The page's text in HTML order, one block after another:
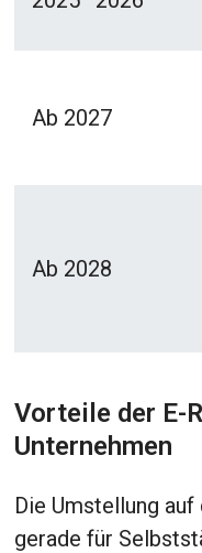
Ab 2027
Ab 2028
Vorteile der E-
Unternehmen
Die Umstellung
gerade für